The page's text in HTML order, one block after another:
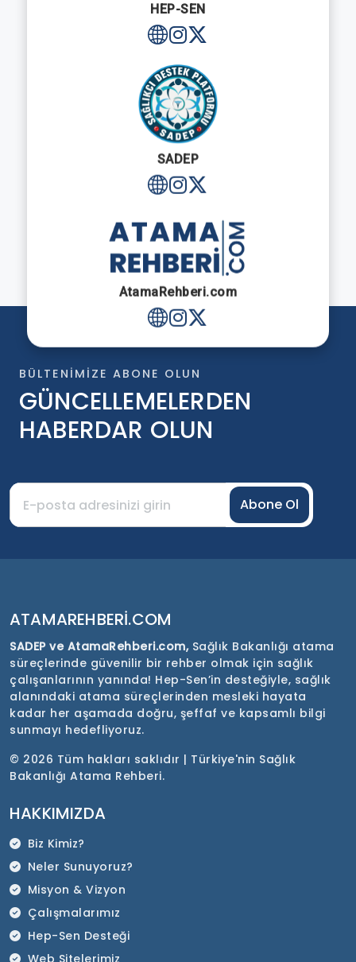
HEP-SEN
SADEP
AtamaRehberi.com
BÜLTENIMIZE ABONE OLUN
GÜNCELLEMELERDEN
HABERDAR OLUN
Abone Ol
ATAMAREHBERI.COM
SADEP ve AtamaRehberi.com, Sağlık Bakanlığı atama
süreçlerinde güvenilir bir rehber olmak için sağlık
çalışanlarının yanında! Hep-Sen’in desteğiyle, sağlık
alanındaki atama süreçlerinden mesleki hayata
kadar her aşamada doğru, şeffaf ve kapsamlı bilgi
sunmayı hedefliyoruz.
© 2026 Tüm hakları saklıdır | Türkiye'nin Sağlık
Bakanlığı Atama Rehberi.
HAKKIMIZDA
Biz Kimiz?
Neler Sunuyoruz?
Misyon & Vizyon
Çalışmalarımız
Hep-Sen Desteği